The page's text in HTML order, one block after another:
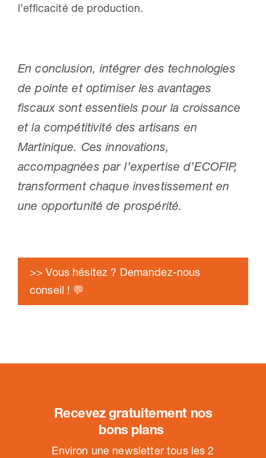
l’efficacité de production.
En conclusion, intégrer des technologies
de pointe et optimiser les avantages
fiscaux sont essentiels pour la croissance
et la compétitivité des artisans en
Martinique. Ces innovations,
accompagnées par l’expertise d’ECOFIP,
transforment chaque investissement en
une opportunité de prospérité.
>> Vous hésitez ? Demandez-nous
conseil ! 💬
Recevez gratuitement nos
bons plans
Environ une newsletter tous les 2